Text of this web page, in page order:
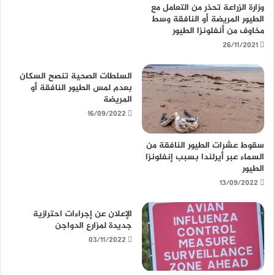
وزارة الزراعة تحذر من التعامل مع
الطيور المريضة أو النافقة وسط
مخاوف من أنفلونزا الطيور
26/11/2021
سقوط عشرات الطيور النافقة من
السماء عبر أيرلندا بسبب إنفلونزا
الطيور
13/09/2022
السلطات الصحية تنصح السكان
بعدم لمس الطيور النافقة أو
المريضة
16/09/2022
الإعلان عن إجراءات احترازية
جديدة لمزارع الدواجن
03/11/2022